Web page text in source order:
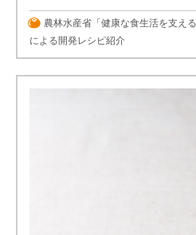
農林水産省「健康な食生活を支え
による開発レシピ紹介